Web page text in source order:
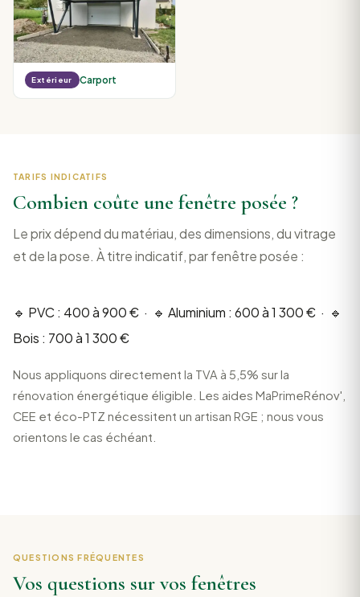
Extérieur Carport
TARIFS INDICATIFS
Combien coûte une fenêtre posée ?
Le prix dépend du matériau, des dimensions, du vitrage
et de la pose. À titre indicatif, par fenêtre posée :
🔹 PVC : 400 à 900 € · 🔹 Aluminium : 600 à 1 300 € · 🔹
Bois : 700 à 1 300 €
Nous appliquons directement la TVA à 5,5% sur la
rénovation énergétique éligible. Les aides MaPrimeRénov',
CEE et éco-PTZ nécessitent un artisan RGE ; nous vous
orientons le cas échéant.
QUESTIONS FRÉQUENTES
Vos questions sur vos fenêtres